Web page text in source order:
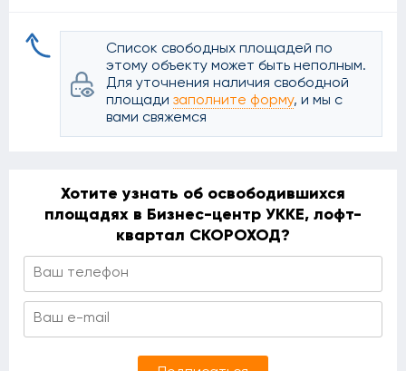
Список свободных площадей по
этому объекту может быть неполным.
Для уточнения наличия свободной
площади заполните форму, и мы с
вами свяжемся
Хотите узнать об освободившихся
площадях в Бизнес-центр УККЕ, лофт-
квартал СКОРОХОД?